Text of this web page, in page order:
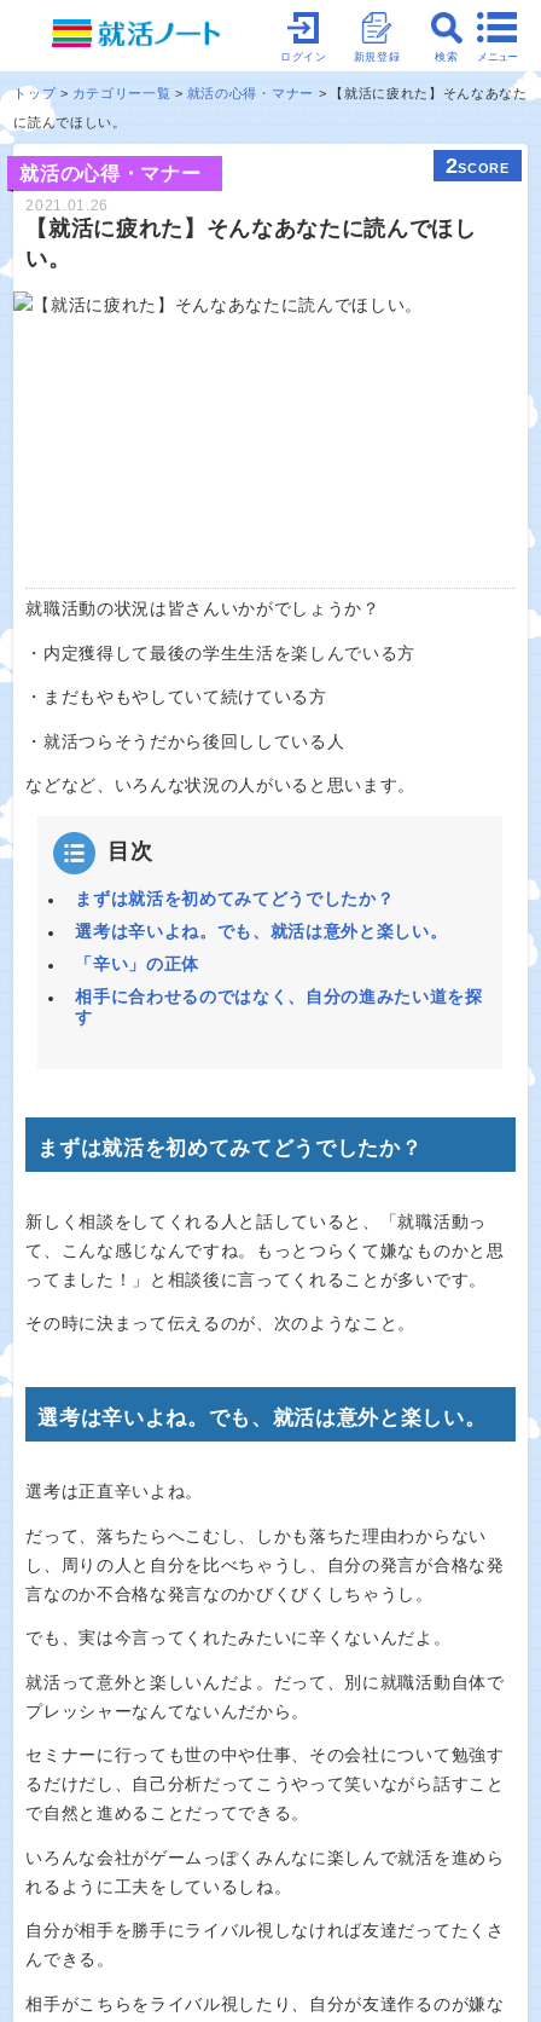
メニュー
検索
新規登録
ログイン
トップ カテゴリー一覧 就活の心得・マナー
【就活に疲れた】そんなあなた
に読んでほしい。
就活の心得・マナー 2SCORE
2021.01.26
【就活に疲れた】そんなあなたに読んでほし
い。
就職活動の状況は皆さんいかがでしょうか？
・内定獲得して最後の学生生活を楽しんでいる方
・まだもやもやしていて続けている方
・就活つらそうだから後回ししている人
などなど、いろんな状況の人がいると思います。
目次
まずは就活を初めてみてどうでしたか？
選考は辛いよね。でも、就活は意外と楽しい。
「辛い」の正体
相手に合わせるのではなく、自分の進みたい道を探
す
まずは就活を初めてみてどうでしたか？
新しく相談をしてくれる人と話していると、「就職活動っ
て、こんな感じなんですね。もっとつらくて嫌なものかと思
ってました！」と相談後に言ってくれることが多いです。
その時に決まって伝えるのが、次のようなこと。
選考は辛いよね。でも、就活は意外と楽しい。
選考は正直辛いよね。
だって、落ちたらへこむし、しかも落ちた理由わからない
し、周りの人と自分を比べちゃうし、自分の発言が合格な発
言なのか不合格な発言なのかびくびくしちゃうし。
でも、実は今言ってくれたみたいに辛くないんだよ。
就活って意外と楽しいんだよ。だって、別に就職活動自体で
プレッシャーなんてないんだから。
セミナーに行っても世の中や仕事、その会社について勉強す
るだけだし、自己分析だってこうやって笑いながら話すこと
で自然と進めることだってできる。
いろんな会社がゲームっぽくみんなに楽しんで就活を進めら
れるように工夫をしているしね。
自分が相手を勝手にライバル視しなければ友達だってたくさ
んできる。
相手がこちらをライバル視したり、自分が友達作るのが嫌な